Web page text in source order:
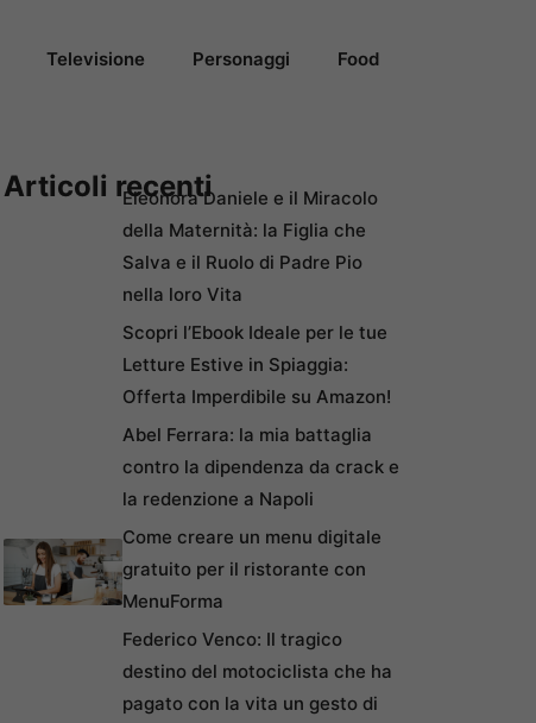
Televisione Personaggi Food
Articoli recentiEleonora Daniele e il Miracolo
della Maternità: la Figlia che
Salva e il Ruolo di Padre Pio
nella loro Vita
Scopri l’Ebook Ideale per le tue
Letture Estive in Spiaggia:
Offerta Imperdibile su Amazon!
Abel Ferrara: la mia battaglia
contro la dipendenza da crack e
la redenzione a Napoli
Come creare un menu digitale
gratuito per il ristorante con
MenuForma
Federico Venco: Il tragico
destino del motociclista che ha
pagato con la vita un gesto di